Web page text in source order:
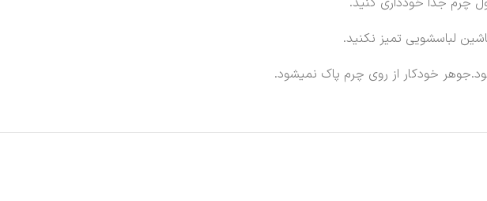
لباسشویی تمیز نکنید.
خودکار از روی چرم پاک نمیشود.